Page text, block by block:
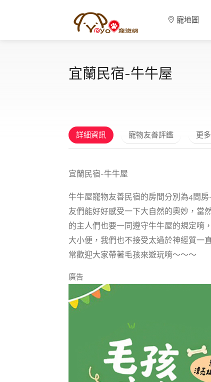
寵地圖
宜蘭民宿-牛牛屋
詳細資訊 寵物友善評鑑 更
宜蘭民宿-牛牛屋
牛牛屋寵物友善民宿的房間分別為4間
友們能好好感受一下大自然的奧妙，當
的主人們也要一同遵守牛牛屋的規定唷
大小便，我們也不接受太過於神經質一
常歡迎大家帶著毛孩來遊玩唷～～～
廣告